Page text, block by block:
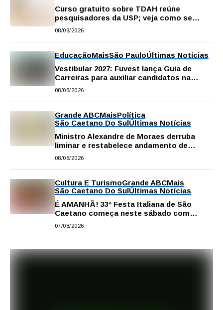
Curso gratuito sobre TDAH reúne
pesquisadores da USP; veja como se
inscrever
08/08/2026
EducaçãoMaisSão PauloÚltimas Notícias
Vestibular 2027: Fuvest lança Guia de
Carreiras para auxiliar candidatos na
escolha da profissão
08/08/2026
Grande ABCMaisPolítica
São Caetano Do SulÚltimas Notícias
Ministro Alexandre de Moraes derruba
liminar e restabelece andamento de
comissão processante contra vereador
08/08/2026
Cultura E TurismoGrande ABCMais
São Caetano Do SulÚltimas Notícias
É AMANHÃ! 33ª Festa Italiana de São
Caetano começa neste sábado com
gastronomia, música e solidariedade
07/08/2026